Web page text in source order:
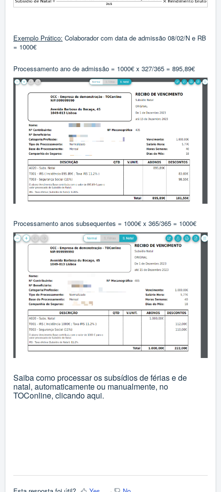
Exemplo Prático: Colaborador com data de admissão 08/02/N e RB
= 1000€
Processamento ano de admissão = 1000€ x 327/365 = 895,89€
Processamento anos subsequentes = 1000€ x 365/365 = 1000€
Saiba como processar os subsídios de férias e de
natal, automaticamente ou manualmente, no
TOConline, clicandoaqui.